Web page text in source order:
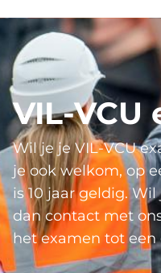
VIL-VCU
Wil je je VIL-VCU
je ook welkom, op
is 10 jaar geldig.
dan contact met
het examen tot een